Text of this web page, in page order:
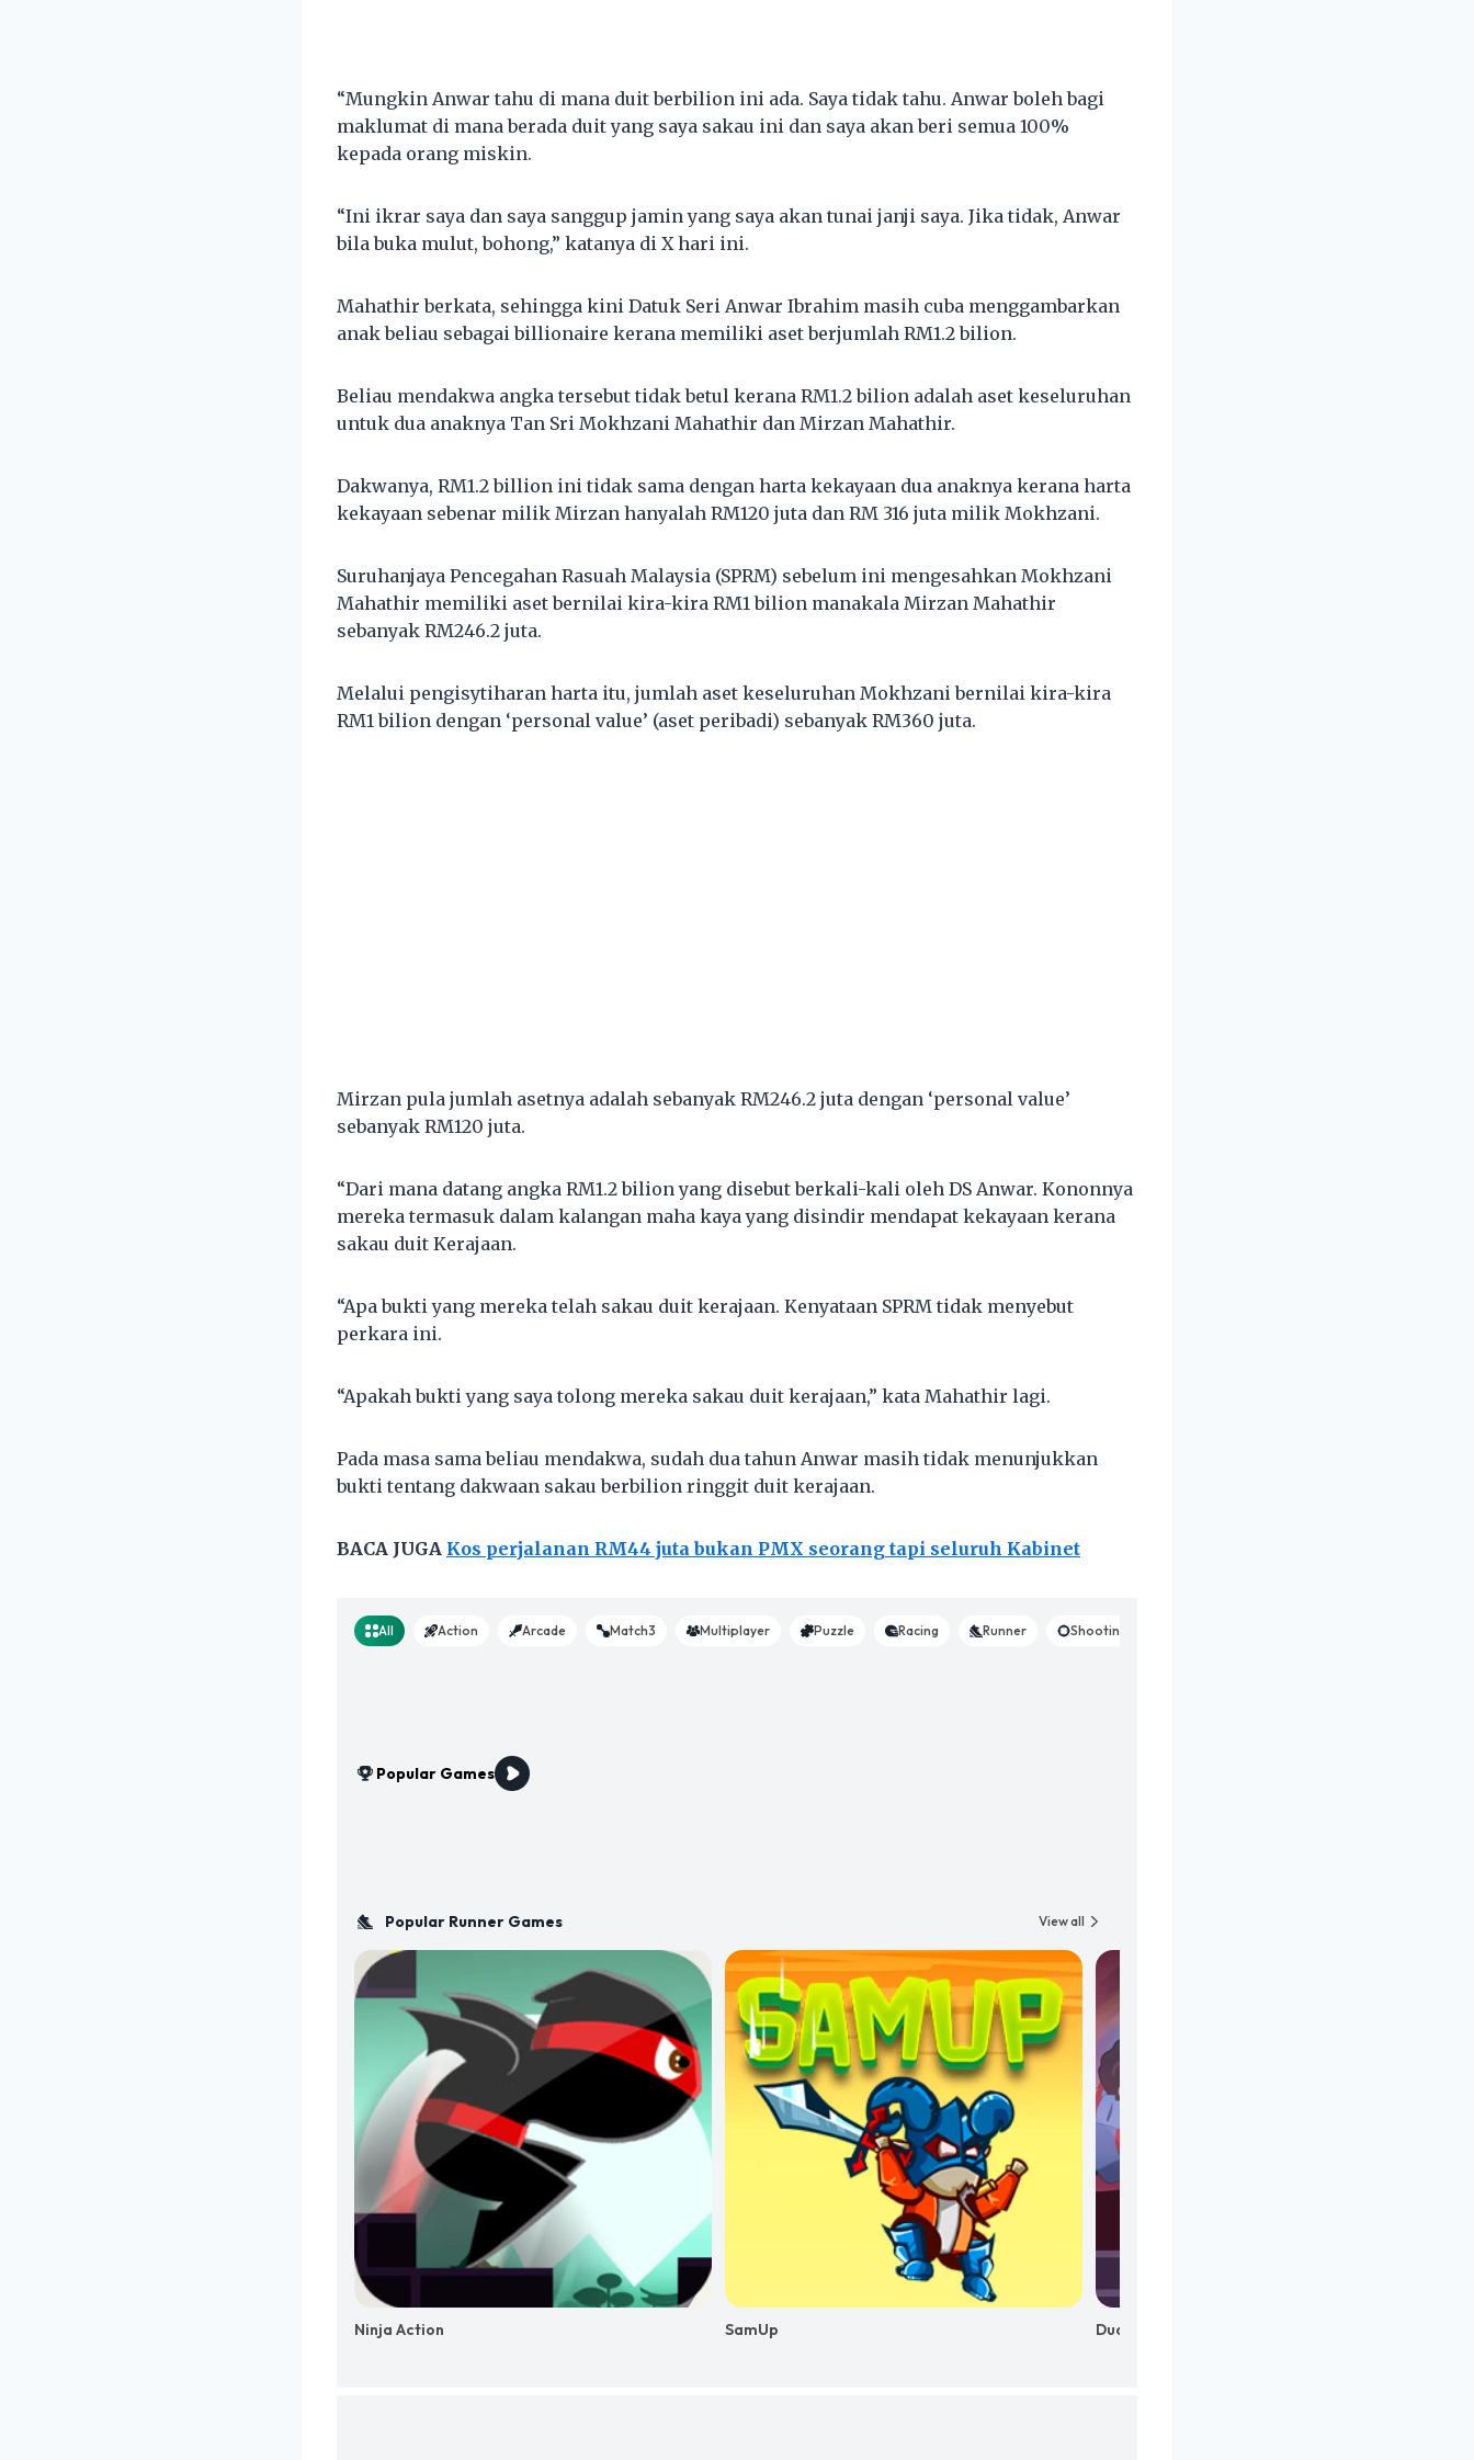
“Mungkin Anwar tahu di mana duit berbilion ini ada. Saya tidak tahu. Anwar boleh bagi
maklumat di mana berada duit yang saya sakau ini dan saya akan beri semua 100%
kepada orang miskin.
“Ini ikrar saya dan saya sanggup jamin yang saya akan tunai janji saya. Jika tidak, Anwar
bila buka mulut, bohong,” katanya di X hari ini.
Mahathir berkata, sehingga kini Datuk Seri Anwar Ibrahim masih cuba menggambarkan
anak beliau sebagai billionaire kerana memiliki aset berjumlah RM1.2 bilion.
Beliau mendakwa angka tersebut tidak betul kerana RM1.2 bilion adalah aset keseluruhan
untuk dua anaknya Tan Sri Mokhzani Mahathir dan Mirzan Mahathir.
Dakwanya, RM1.2 billion ini tidak sama dengan harta kekayaan dua anaknya kerana harta
kekayaan sebenar milik Mirzan hanyalah RM120 juta dan RM 316 juta milik Mokhzani.
Suruhanjaya Pencegahan Rasuah Malaysia (SPRM) sebelum ini mengesahkan Mokhzani
Mahathir memiliki aset bernilai kira-kira RM1 bilion manakala Mirzan Mahathir
sebanyak RM246.2 juta.
Melalui pengisytiharan harta itu, jumlah aset keseluruhan Mokhzani bernilai kira-kira
RM1 bilion dengan ‘personal value’ (aset peribadi) sebanyak RM360 juta.
Mirzan pula jumlah asetnya adalah sebanyak RM246.2 juta dengan ‘personal value’
sebanyak RM120 juta.
“Dari mana datang angka RM1.2 bilion yang disebut berkali-kali oleh DS Anwar. Kononnya
mereka termasuk dalam kalangan maha kaya yang disindir mendapat kekayaan kerana
sakau duit Kerajaan.
“Apa bukti yang mereka telah sakau duit kerajaan. Kenyataan SPRM tidak menyebut
perkara ini.
“Apakah bukti yang saya tolong mereka sakau duit kerajaan,” kata Mahathir lagi.
Pada masa sama beliau mendakwa, sudah dua tahun Anwar masih tidak menunjukkan
bukti tentang dakwaan sakau berbilion ringgit duit kerajaan.
BACA JUGA Kos perjalanan RM44 juta bukan PMX seorang tapi seluruh Kabinet